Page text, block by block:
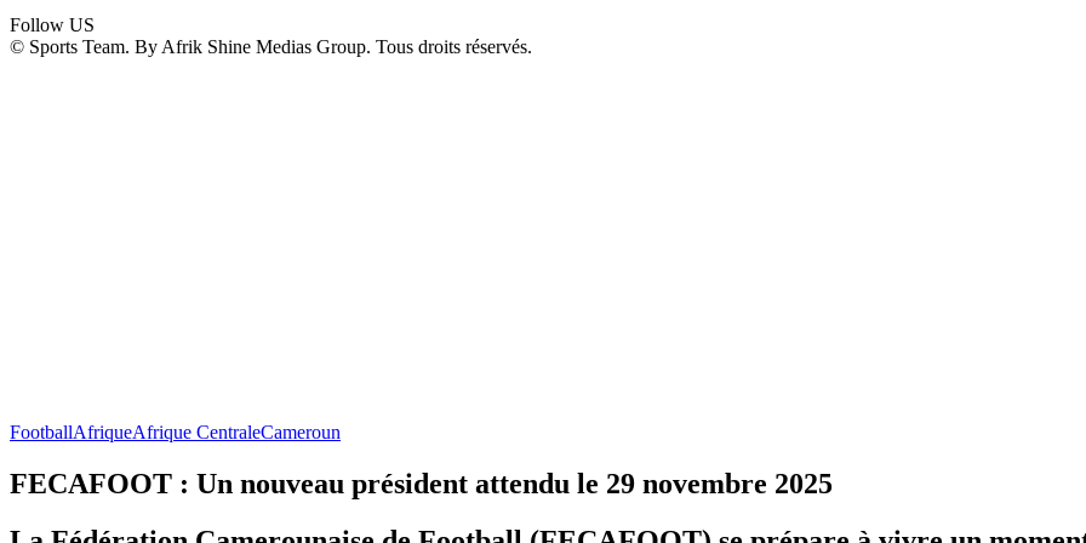
Follow US
© Sports Team. By Afrik Shine Medias Group. Tous droits réservés.
FootballAfriqueAfrique CentraleCameroun
FECAFOOT : Un nouveau président attendu le 29 novembre 2025